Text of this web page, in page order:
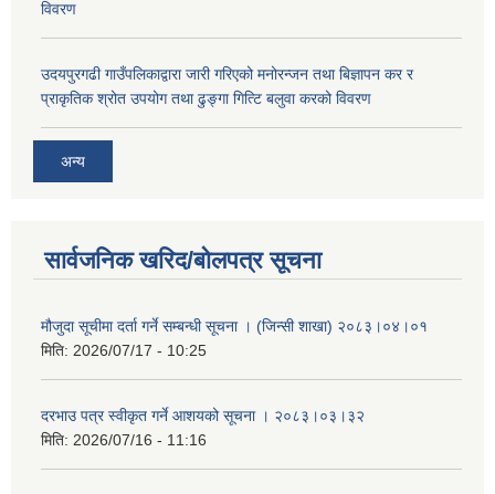
विवरण
उदयपुरगढी गाउँपलिकाद्वारा जारी गरिएको मनोरन्जन तथा बिज्ञापन कर र
प्राकृतिक श्रोत उपयोग तथा ढुङ्गा गित्टि बलुवा करको विवरण
अन्य
सार्वजनिक खरिद/बोलपत्र सूचना
मौजुदा सूचीमा दर्ता गर्ने सम्बन्धी सूचना । (जिन्सी शाखा) २०८३।०४।०१
मिति: 2026/07/17 - 10:25
दरभाउ पत्र स्वीकृत गर्ने आशयको सूचना । २०८३।०३।३२
मिति: 2026/07/16 - 11:16